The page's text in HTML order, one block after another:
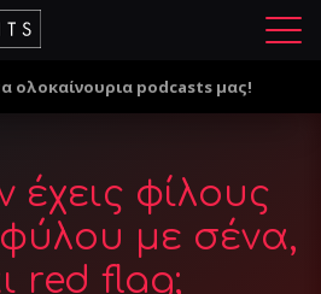
Μ
ο
ολοκαίνουρια podcasts μας!
έχεις φίλους
με σένα,
red flag;